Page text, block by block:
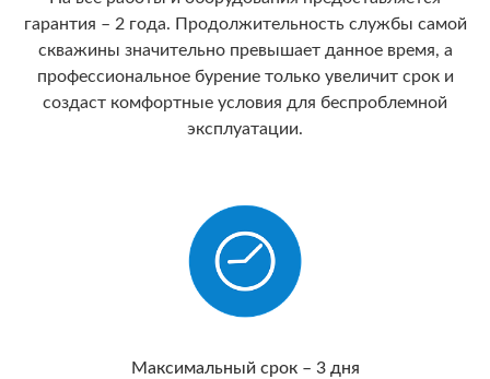
гарантия – 2 года. Продолжительность службы самой
скважины значительно превышает данное время, а
профессиональное бурение только увеличит срок и
создаст комфортные условия для беспроблемной
эксплуатации.
Максимальный срок – 3 дня